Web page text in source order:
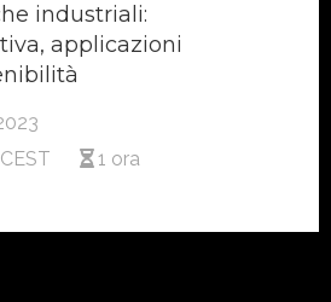
industriali:
applicazioni
1 ora